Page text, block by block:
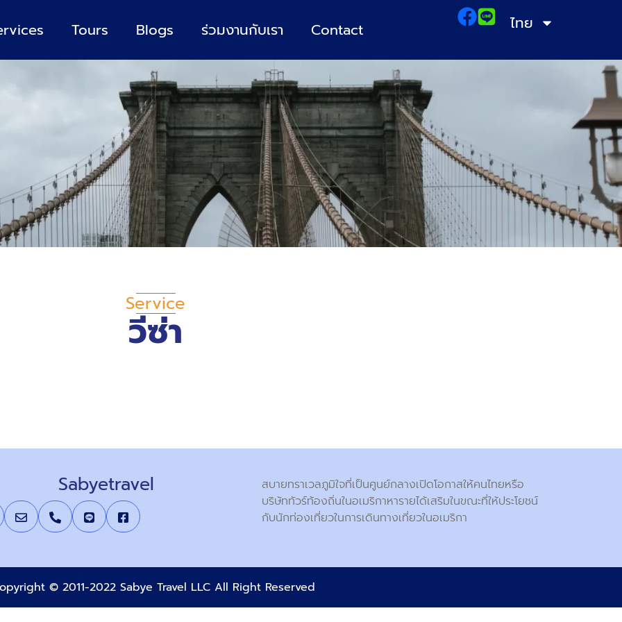
Tours Blogs ร่วมงานกับเรา Contact ไทย
Service
วีซ่า
Sabyetravel
สบายทราเวลภูมิใจที่เป็นศูนย์กลางเปิดโอกาสให้คนไทยหรือ
บริษัททัวร์ท้องถิ่นในอเมริกาหารายได้เสริมในขณะที่ให้ประโยชน์
กับนักท่องเที่ยวในการเดินทางเที่ยวในอเมริกา
© 2011-2022 Sabye Travel LLC All Right Reserved